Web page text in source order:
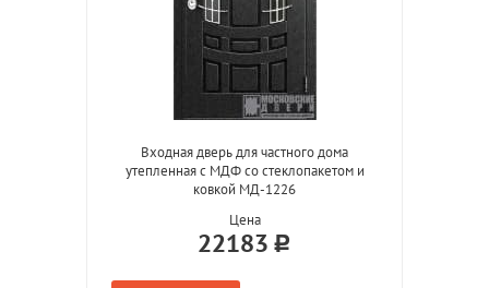
Входная дверь для частного дома
утепленная с МДФ со стеклопакетом и
ковкой МД-1226
Цена
22183